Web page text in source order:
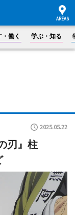
働く 学ぶ・知る
2025.05.22
刃』柱